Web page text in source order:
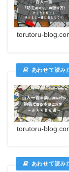
torutoru-
torutoru-